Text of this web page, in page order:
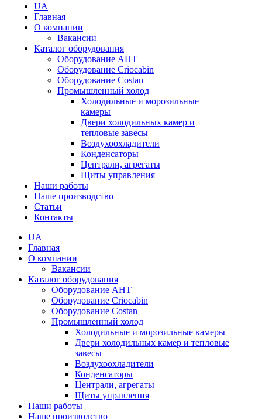
UA
Главная
О компании
Вакансии
Каталог оборудования
Оборудование AHT
Оборудование Criocabin
Оборудование Costan
Промышленный холод
Холодильные и морозильные
камеры
Двери холодильных камер и
тепловые завесы
Воздухоохладители
Конденсаторы
Централи, агрегаты
Щиты управления
Наши работы
Наше производство
Статьи
Контакты
UA
Главная
О компании
Вакансии
Каталог оборудования
Оборудование AHT
Оборудование Criocabin
Оборудование Costan
Промышленный холод
Холодильные и морозильные камеры
Двери холодильных камер и тепловые
завесы
Воздухоохладители
Конденсаторы
Централи, агрегаты
Щиты управления
Наши работы
Наше производство